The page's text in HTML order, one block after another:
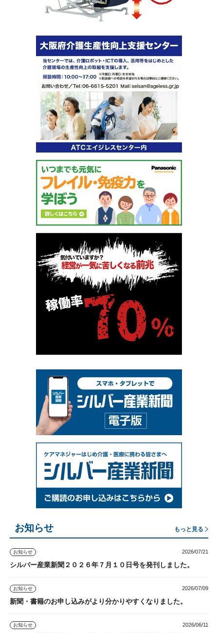
お知らせ もっと見る
お知らせ 2026/07/21
シルバー産業新聞２０２６年７月１０日号を発刊しました。
お知らせ 2026/07/09
新聞・書籍のお申し込みがより分かりやすくなりました。
お知らせ 2026/06/11